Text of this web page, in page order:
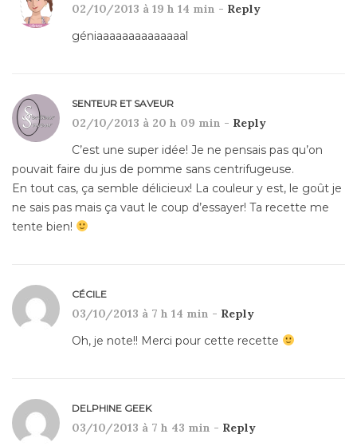
02/10/2013 à 19 h 14 min - Reply
géniaaaaaaaaaaaaaal
SENTEUR ET SAVEUR
02/10/2013 à 20 h 09 min - Reply
C’est une super idée! Je ne pensais pas qu’on
pouvait faire du jus de pomme sans centrifugeuse.
En tout cas, ça semble délicieux! La couleur y est, le goût je
ne sais pas mais ça vaut le coup d’essayer! Ta recette me
tente bien!
CÉCILE
03/10/2013 à 7 h 14 min - Reply
Oh, je note!! Merci pour cette recette
DELPHINE GEEK
03/10/2013 à 7 h 43 min - Reply